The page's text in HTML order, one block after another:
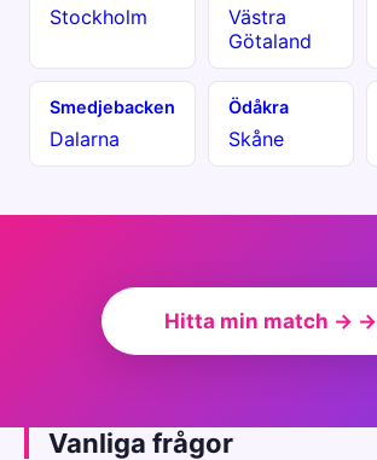
Stockholm
Västra
Götaland
Smedjebacken
Dalarna
Ödåkra
Skåne
Hitta min match → →
Vanliga frågor